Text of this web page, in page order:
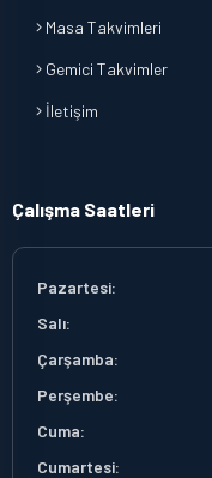
Masa Takvimleri
Gemici Takvimler
İletişim
Çalışma Saatleri
Pazartesi:
Salı:
Çarşamba:
Perşembe:
Cuma:
Cumartesi: